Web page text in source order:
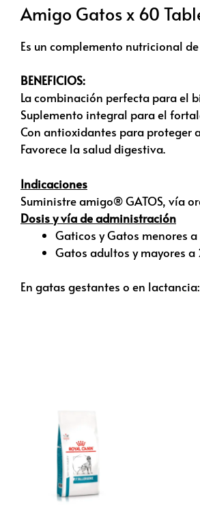
Amigo Gatos x 60
Es un complemento nutricional
BENEFICIOS:
La combinación perfecta para el
Suplemento integral para el
Con antioxidantes para proteger
Favorece la salud digestiva.
Indicaciones
Suministre amigo® GATOS, vía
Dosis y vía de administración
Gaticos y Gatos menores
Gatos adultos y mayores
En gatas gestantes o en